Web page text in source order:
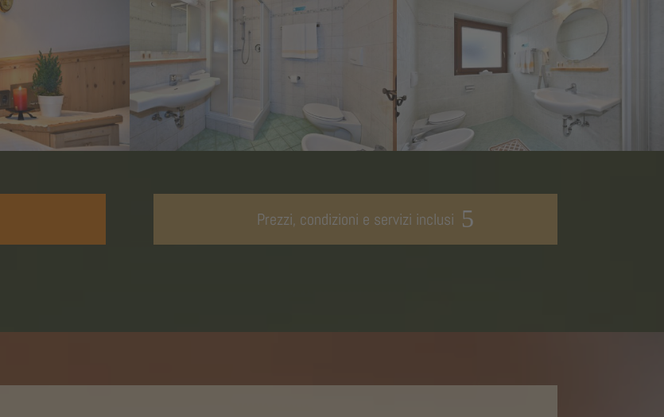
Prezzi, condizioni e servizi inclusi